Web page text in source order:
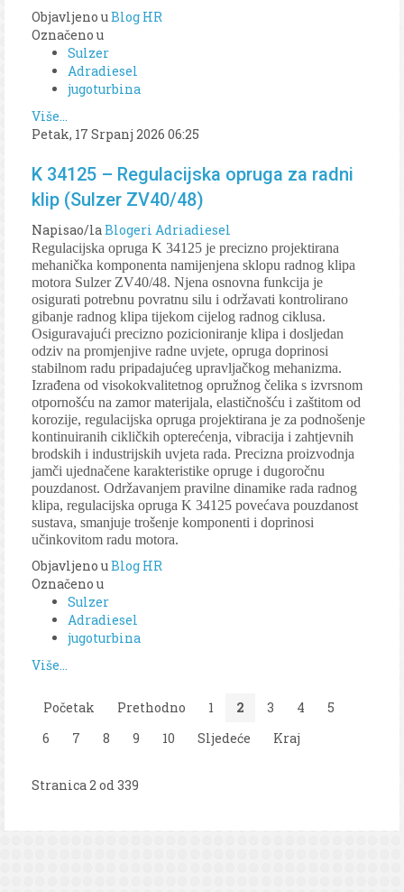
Objavljeno uBlog HR
Označeno u
Sulzer
Adradiesel
jugoturbina
Više...
Petak, 17 Srpanj 2026 06:25
K 34125 – Regulacijska opruga za radni
klip (Sulzer ZV40/48)
Napisao/laBlogeri Adriadiesel
Regulacijska opruga K 34125 je precizno projektirana
mehanička komponenta namijenjena sklopu radnog klipa
motora Sulzer ZV40/48. Njena osnovna funkcija je
osigurati potrebnu povratnu silu i održavati kontrolirano
gibanje radnog klipa tijekom cijelog radnog ciklusa.
Osiguravajući precizno pozicioniranje klipa i dosljedan
odziv na promjenjive radne uvjete, opruga doprinosi
stabilnom radu pripadajućeg upravljačkog mehanizma.
Izrađena od visokokvalitetnog opružnog čelika s izvrsnom
otpornošću na zamor materijala, elastičnošću i zaštitom od
korozije, regulacijska opruga projektirana je za podnošenje
kontinuiranih cikličkih opterećenja, vibracija i zahtjevnih
brodskih i industrijskih uvjeta rada. Precizna proizvodnja
jamči ujednačene karakteristike opruge i dugoročnu
pouzdanost. Održavanjem pravilne dinamike rada radnog
klipa, regulacijska opruga K 34125 povećava pouzdanost
sustava, smanjuje trošenje komponenti i doprinosi
učinkovitom radu motora.
Objavljeno uBlog HR
Označeno u
Sulzer
Adradiesel
jugoturbina
Više...
Početak Prethodno 1 2 3 4
5
6
7 8 9 10 Sljedeće Kraj
Stranica 2 od 339